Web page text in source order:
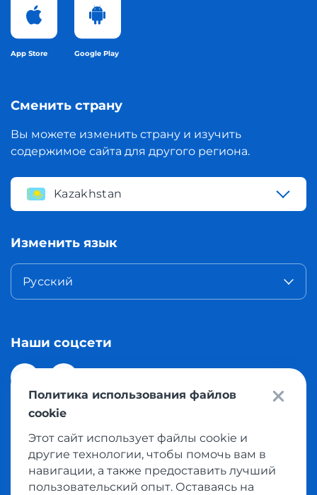
App Store Google Play
Сменить страну
Вы можете изменить страну и изучить
содержимое сайта для другого региона.
Kazakhstan
Изменить язык
Русский
Наши соцсети
© 2026 Meest Shopping доставка покупок с интернет
магазинов мира в Казахстан. Все права защищены
Политика использования файлов
cookie
Этот сайт использует файлы cookie и
другие технологии, чтобы помочь вам в
навигации, а также предоставить лучший
пользовательский опыт. Оставаясь на